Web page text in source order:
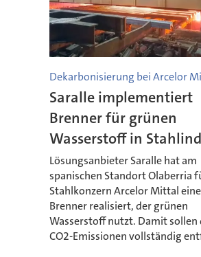
Dekarbonisierung bei Arcelor
Saralle implementiert
Brenner für grünen
Wasserstoff in
Lösungsanbieter Saralle hat am
spanischen Standort Olaberria
Stahlkonzern Arcelor Mittal
Brenner realisiert, der grünen
Wasserstoff nutzt. Damit sollen
CO2-Emissionen vollständig